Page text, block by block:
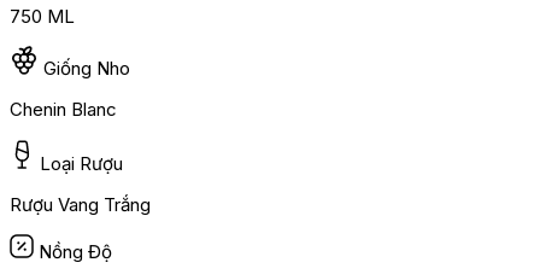
750 ML
Giống Nho
Chenin Blanc
Loại Rượu
Rượu Vang Trắng
Nồng Độ